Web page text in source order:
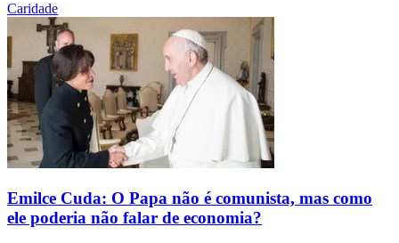
Caridade
Emilce Cuda: O Papa não é comunista, mas como
ele poderia não falar de economia?